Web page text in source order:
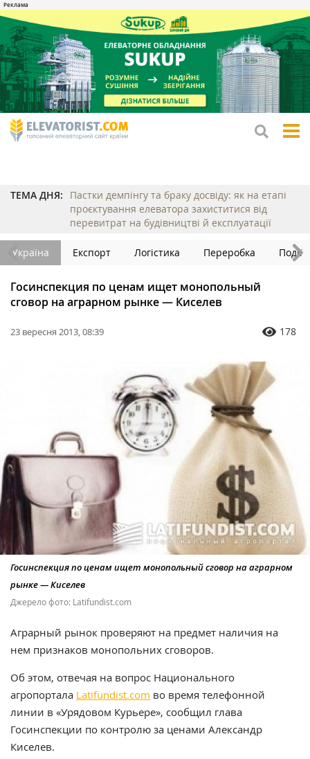
ТЕМА ДНЯ:
Пастки демпінгу та браку досвіду: як на етапі
проєктування елеватора захиститися від
перевитрат на будівництві й експлуатації
Україна Експорт Логістика Переробка Події
Госинспекция по ценам ищет монопольный
сговор на аграрном рынке — Киселев
23 вересня 2013, 08:39 178
Госинспекция по ценам ищет монопольный сговор на аграрном
рынке — Киселев
Джерело фото: Latifundist.соm
Аграрный рынок проверяют на предмет наличия на
нем признаков монопольних сговоров.
Об этом, отвечая на вопрос Национального
агропортала Latifundist.com во время телефонной
линии в «Урядовом Курьере», сообщил глава
Госинспекции по контролю за ценами Александр
Киселев.